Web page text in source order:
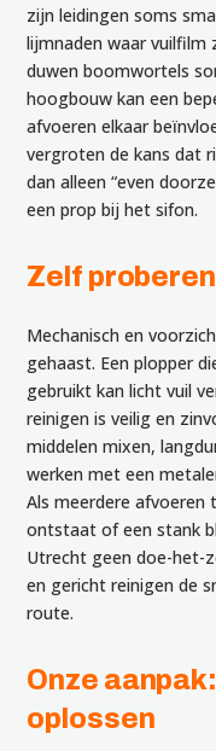
zijn leidingen soms
lijmnaden waar vuilfilm
duwen boomwortels
hoogbouw kan een
afvoeren elkaar
vergroten de kans dat
dan alleen “even
een prop bij het sifon.
Zelf
Mechanisch en
gehaast. Een plopper
gebruikt kan licht vuil
reinigen is veilig en
middelen mixen,
werken met een
Als meerdere
ontstaat of een stank
Utrecht geen doe-het-
en gericht reinigen de
route.
Onze
oplossen